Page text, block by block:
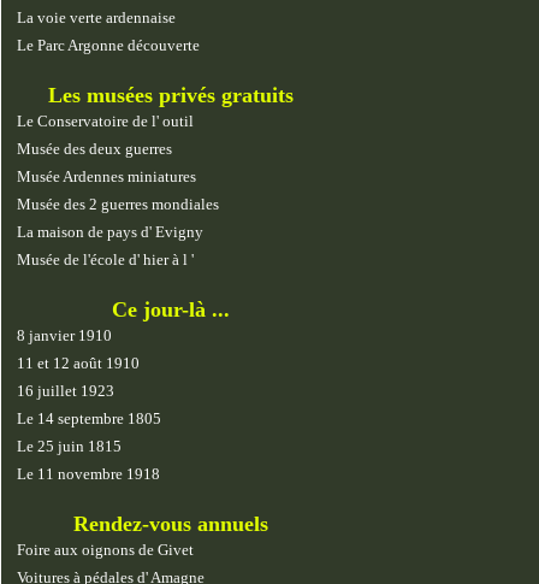
La voie verte ardennaise
Le Parc Argonne découverte
Les musées privés gratuits
Le Conservatoire de l' outil
Musée des deux guerres
Musée Ardennes miniatures
Musée des 2 guerres mondiales
La maison de pays d' Evigny
Musée de l'école d' hier à l '
Ce jour-là ...
8 janvier 1910
11 et 12 août 1910
16 juillet 1923
Le 14 septembre 1805
Le 25 juin 1815
Le 11 novembre 1918
Rendez-vous annuels
Foire aux oignons de Givet
Voitures à pédales d' Amagne